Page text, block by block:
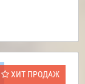
ХИТ ПРОДАЖ